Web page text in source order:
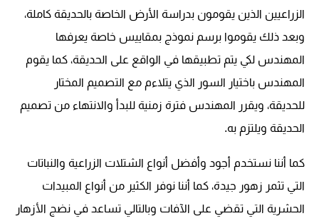
الزراعيين الذين يقومون بدراسة الأرض الخاصة بالحديقة كاملة،
وبعد ذلك يقوموا برسم نموذج بمقاييس خاصة يعرفها
المهندس لكي يتم تطبيقها في الواقع على الحديقة، كما يقوم
المهندس باختيار السور الذي يتلاءم مع التصميم المختار
للحديقة، ويقرر المهندس فترة زمنية للبدأ والانتهاء من تصميم
الحديقة ويلتزم به.
كما أننا نستخدم أجود وأفضل أنواع الشتلات الزراعية والنباتات
التي تثمر زهور جيدة، كما أننا نوفر الكثير من أنواع المبيدات
الحشرية التي تقضي على الآفات وبالتالي تساعد في نضج الأزهار